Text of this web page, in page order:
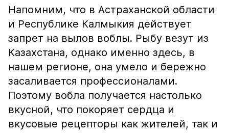
Напомним, что в Астраханской области
и Республике Калмыкия действует
запрет на вылов воблы. Рыбу везут из
Казахстана, однако именно здесь, в
нашем регионе, она умело и бережно
засаливается профессионалами.
Поэтому вобла получается настолько
вкусной, что покоряет сердца и
вкусовые рецепторы как жителей, так и